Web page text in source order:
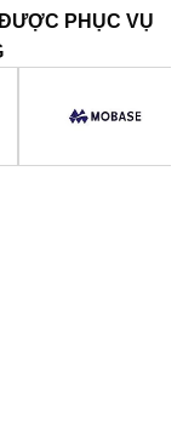
PHỤC VỤ